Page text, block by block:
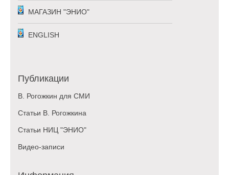
МАГАЗИН "ЭНИО"
ENGLISH
Публикации
В. Рогожкин для СМИ
Статьи В. Рогожкина
Статьи НИЦ "ЭНИО"
Видео-записи